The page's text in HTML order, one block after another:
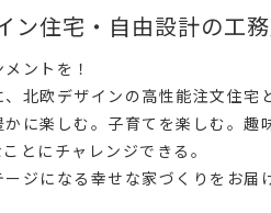
ン住宅・自由設計の工
ントを！
北欧デザインの高性能注文住宅
に楽しむ。子育てを楽しむ。趣
とにチャレンジできる。
ジになる幸せな家づくりをお届